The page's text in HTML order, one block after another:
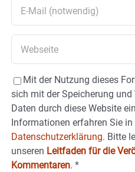
Mit der Nutzung dieses
sich mit der Speicherung und
Daten durch diese Website
Informationen erfahren Sie in
Datenschutzerklärung. Bitte
unseren Leitfaden für die
Kommentaren. *